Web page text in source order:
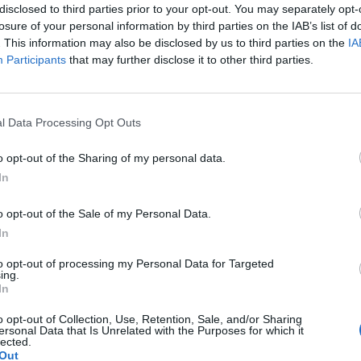
to third parties prior to your opt-out. You may separately
of your personal information by third parties on the IAB’s list of
This information may also be disclosed by us to third parties on the
Participants that may further disclose it to other third parties.
Data Processing Opt Outs
opt-out of the Sharing of my personal data.
opt-out of the Sale of my Personal Data.
opt-out of processing my Personal Data for Targeted
opt-out of Collection, Use, Retention, Sale, and/or Sharing
Data that Is Unrelated with the Purposes for which it
ist der 22. März 2012.
erstehen: James Rizzi und Peter Bührer, „My
„Ich fühle mich als Botschafter New Yorks. So oft
hier wirklich nett.“